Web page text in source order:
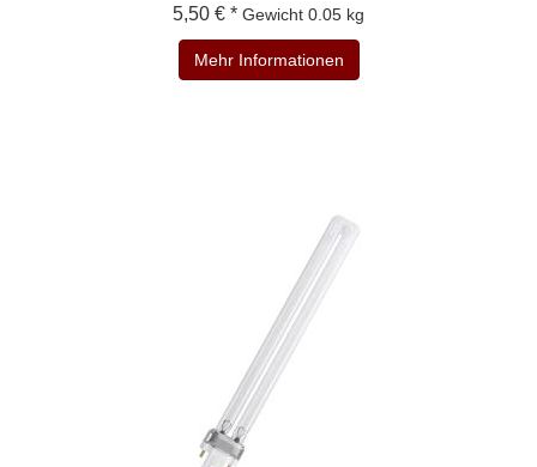
5,50 € * Gewicht 0.05 kg
Mehr Informationen